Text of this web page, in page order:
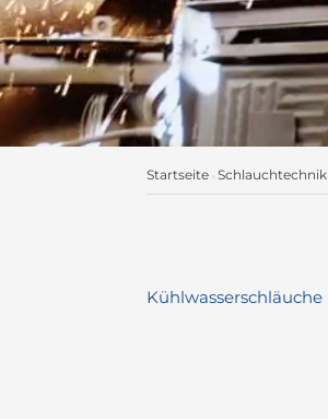
Startseite »Schlauchtechnik
Kühlwasserschläuche